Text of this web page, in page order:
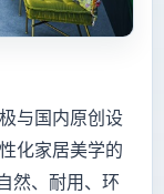
与国内原创设
化家居美学的
然、耐用、环